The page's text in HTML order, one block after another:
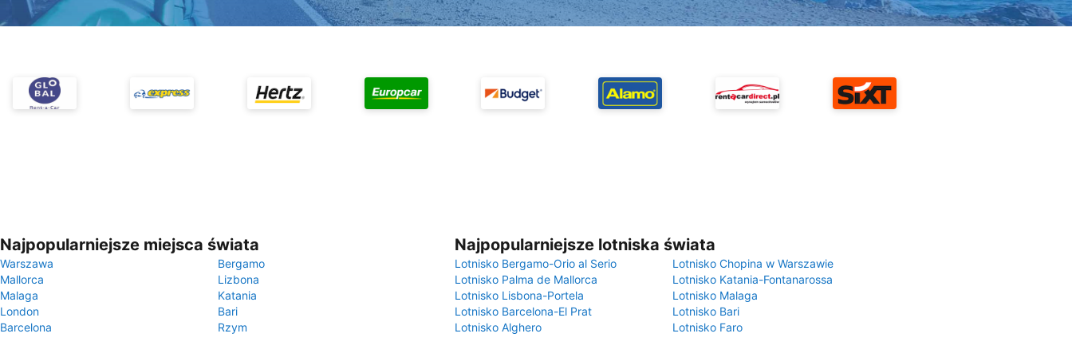
Najpopularniejsze miejsca świata
Warszawa
Bergamo
Mallorca
Lizbona
Malaga
Katania
London
Bari
Barcelona
Rzym
Najpopularniejsze lotniska świata
Lotnisko Bergamo-Orio al Serio
Lotnisko Chopina w Warszawie
Lotnisko Palma de Mallorca
Lotnisko Katania-Fontanarossa
Lotnisko Lisbona-Portela
Lotnisko Malaga
Lotnisko Barcelona-El Prat
Lotnisko Bari
Lotnisko Alghero
Lotnisko Faro